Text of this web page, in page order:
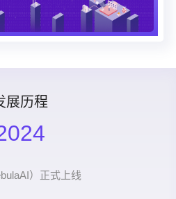
展历程
）正式上线
面持续深耕
中科曙光、网易等客户
4000万元的A轮融资
企业实现大规模应用
资公司成立